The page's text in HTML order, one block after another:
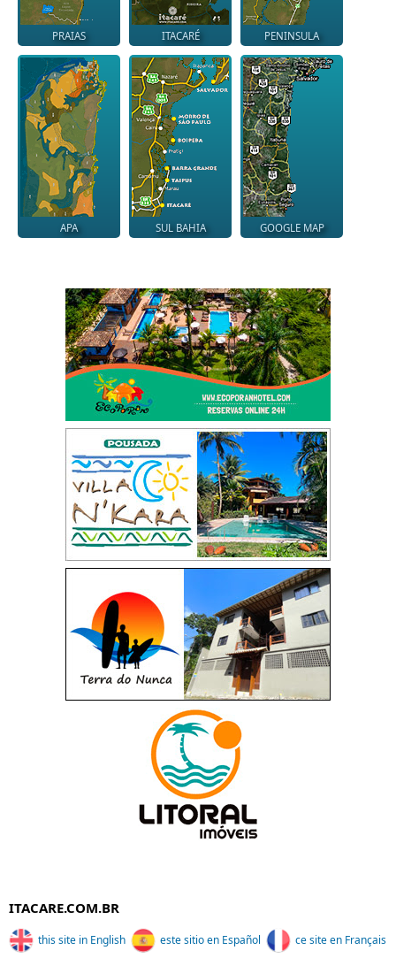
PRAIAS ITACARÉ PENINSULA
APA SUL BAHIA GOOGLE MAP
ITACARE.COM.BR
this site in English este sitio en Español ce site en Français